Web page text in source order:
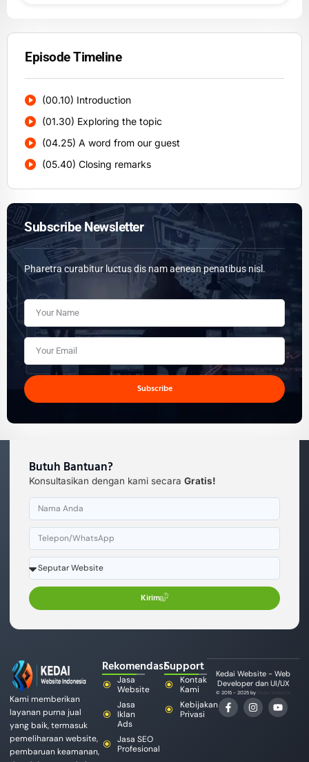
Episode Timeline
(00.10) Introduction
(01.30) Exploring the topic
(04.25) A word from our guest
(05.40) Closing remarks
Subscribe Newsletter
Pharetra curabitur luctus dis nam aenean penatibus nisl.
Subscribe
Kami memberikan
layanan purna jual
yang baik, termasuk
pemeliharaan website,
pembaruan keamanan,
Rekomendasi
Jasa
Website
Jasa
Iklan
Ads
Jasa SEO
Profesional
Support
Kontak
Kami
Kebijakan
Privasi
Kedai Website - Web
Developer dan UI/UX
© 2015 - 2025 by Kedai Website
Butuh Bantuan?
Konsultasikan dengan kami secara Gratis!
Kirim